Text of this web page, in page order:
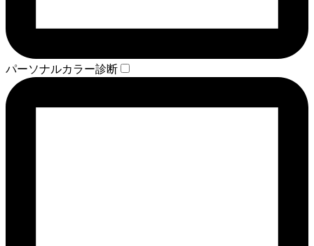
パーソナルカラー診断